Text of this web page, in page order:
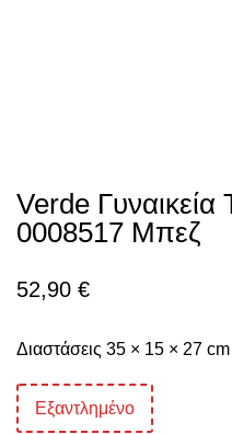
Verde
0008517 Μπεζ
52,90 €
Διαστάσεις 35 × 15 × 27 cm
Εξαντλημένο